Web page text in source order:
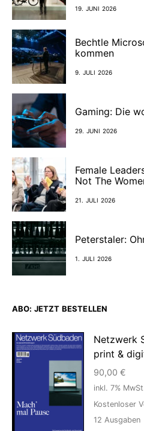
19. JUNI 2026
Bechtle
kommen
9. JULI 2026
Gaming: Die
29. JUNI 2026
Female
Not The
21. JULI 2026
Peterstaler:
1. JULI 2026
ABO: JETZT BESTELLEN
Netzwerk
print &
90,00 €
inkl. 7%
Kostenloser
12 Ausgaben